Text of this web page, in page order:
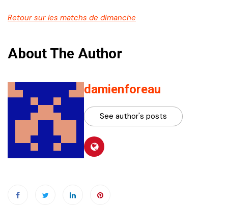
Retour sur les matchs de dimanche
About The Author
damienforeau
See author's posts